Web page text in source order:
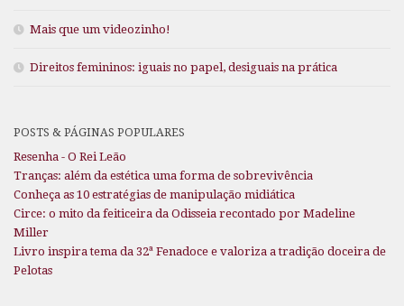
Mais que um videozinho!
Direitos femininos: iguais no papel, desiguais na prática
POSTS & PÁGINAS POPULARES
Resenha - O Rei Leão
Tranças: além da estética uma forma de sobrevivência
Conheça as 10 estratégias de manipulação midiática
Circe: o mito da feiticeira da Odisseia recontado por Madeline
Miller
Livro inspira tema da 32ª Fenadoce e valoriza a tradição doceira de
Pelotas